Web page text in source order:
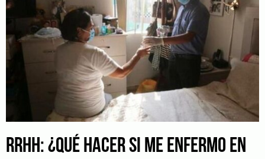
RRHH: ¿QUÉ HACER SI ME ENFERMO EN